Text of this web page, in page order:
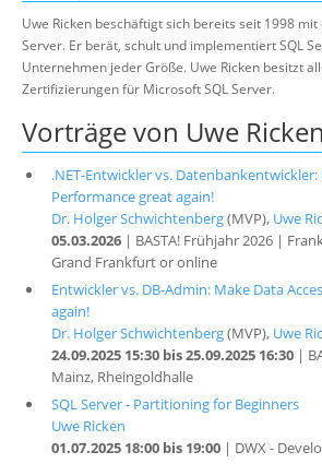
Uwe Ricken beschäftigt sich bereits seit 1998
Server. Er berät, schult und implementiert SQL
Unternehmen jeder Größe. Uwe Ricken besitzt
Zertifizierungen für Microsoft SQL Server.
Vorträge von Uwe Ricken
.NET-Entwickler vs. Datenbankentwickler:
Performance great again!
Dr. Holger Schwichtenberg(MVP), Uwe
05.03.2026| BASTA! Frühjahr 2026 |
Grand Frankfurt or online
Entwickler vs. DB-Admin: Make Data
again!
Dr. Holger Schwichtenberg(MVP), Uwe
24.09.2025 15:30 bis 25.09.2025 16:30|
Mainz, Rheingoldhalle
SQL Server - Partitioning for Beginners
Uwe Ricken
01.07.2025 18:00 bis 19:00| DWX -